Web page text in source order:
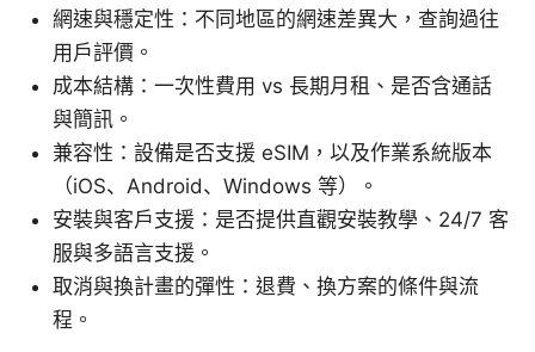
網速與穩定性：不同地區的網速差異大，查詢過往
用戶評價。
成本結構：一次性費用 vs 長期月租、是否含通話
與簡訊。
兼容性：設備是否支援 eSIM，以及作業系統版本
（iOS、Android、Windows 等）。
安裝與客戶支援：是否提供直觀安裝教學、24/7 客
服與多語言支援。
取消與換計畫的彈性：退費、換方案的條件與流
程。